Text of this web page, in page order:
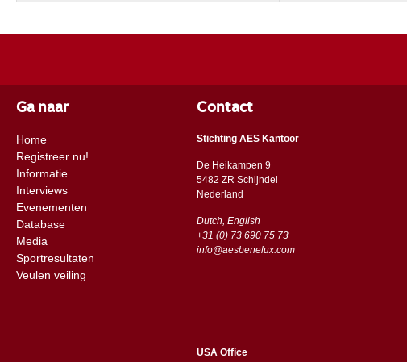
Ga naar
Home
Registreer nu!
Informatie
Interviews
Evenementen
Database
Media
Sportresultaten
Veulen veiling
Contact
Stichting AES Kantoor
De Heikampen 9
5482 ZR Schijndel
​​Nederland
Dutch, English
+31 (0) 73 690 75 73
info@aesbenelux.com
USA Office